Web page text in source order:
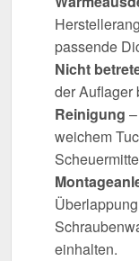
passende
Nicht
der Auflager
Reinigung
weichem
einhalten.